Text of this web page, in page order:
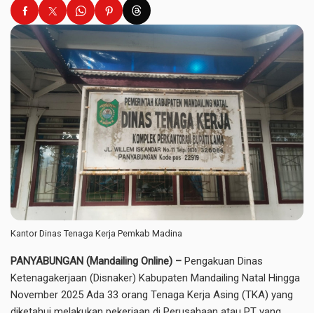
Kantor Dinas Tenaga Kerja Pemkab Madina
PANYABUNGAN (Mandailing Online) – Pengakuan Dinas
Ketenagakerjaan (Disnaker) Kabupaten Mandailing Natal Hingga
November 2025 Ada 33 orang Tenaga Kerja Asing (TKA) yang